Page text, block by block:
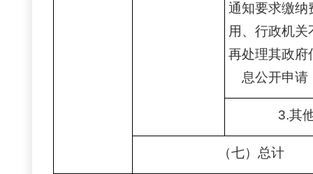
通知要求缴纳
用、行政机关
再处理其政府
息公开申请
3.其
（七）总计